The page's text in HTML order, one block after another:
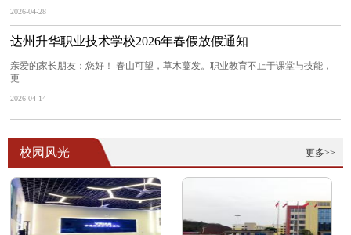
2026-04-28
达州升华职业技术学校2026年春假放假通知
亲爱的家长朋友：您好！ 春山可望，草木蔓发。职业教育不止于课堂与技能，
更...
2026-04-14
更多>>
校园风光